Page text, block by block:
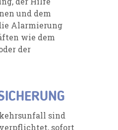
und dem
Alarmierung
wie dem
der
sind
sofort